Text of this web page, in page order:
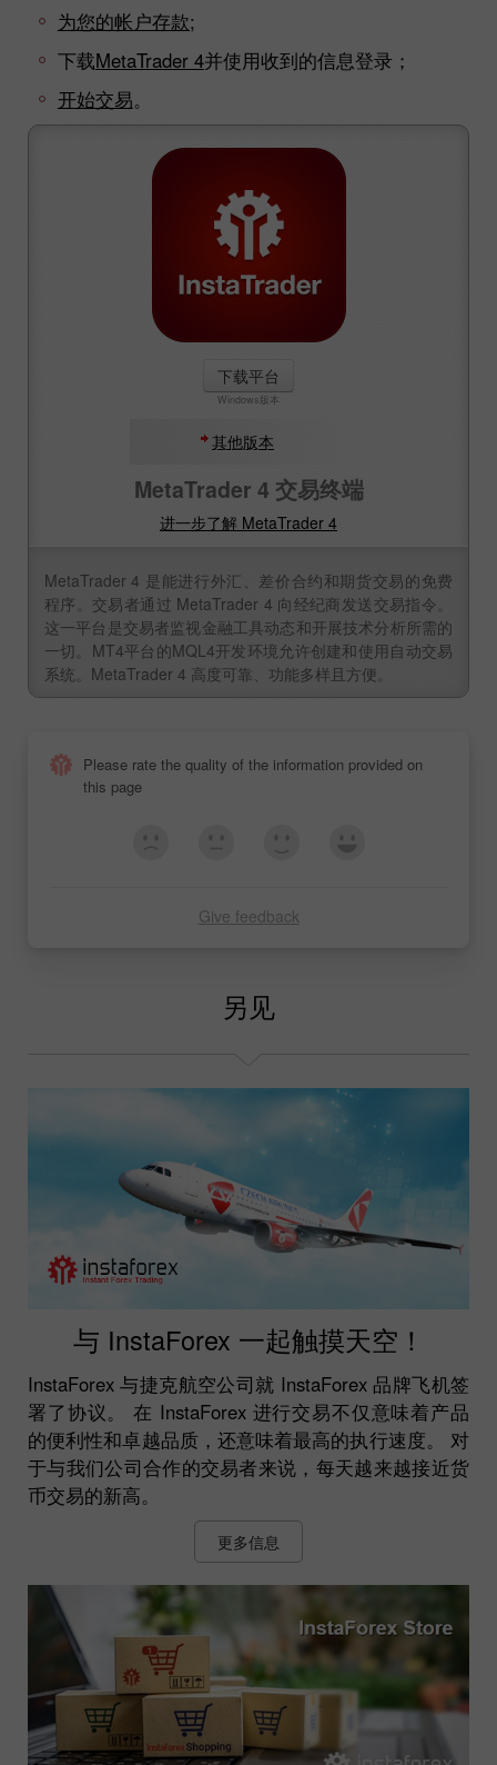
为您的帐户存款;
下载MetaTrader 4并使用收到的信息登录；
开始交易。
下载平台
Windows版本
其他版本
MetaTrader 4 交易终端
进一步了解 MetaTrader 4
MetaTrader 4 是能进行外汇、差价合约和期货交易的免费
程序。交易者通过 MetaTrader 4 向经纪商发送交易指令。
这一平台是交易者监视金融工具动态和开展技术分析所需的
一切。MT4平台的MQL4开发环境允许创建和使用自动交易
系统。MetaTrader 4 高度可靠、功能多样且方便。
Please rate the quality of the information provided on
this page
Give feedback
另见
与 InstaForex 一起触摸天空！
InstaForex 与捷克航空公司就 InstaForex 品牌飞机签
署了协议。 在 InstaForex 进行交易不仅意味着产品
的便利性和卓越品质，还意味着最高的执行速度。 对
于与我们公司合作的交易者来说，每天越来越接近货
币交易的新高。
更多信息